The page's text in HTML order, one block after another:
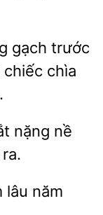
gạch trước
chìa
lâu năm